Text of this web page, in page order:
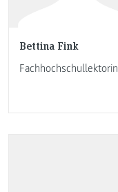
Bettina Fink
Fachhochschullektorin